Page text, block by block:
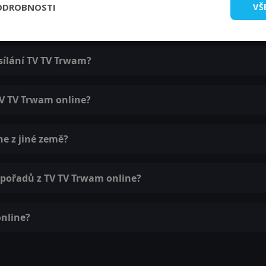
TV TV Trwam?
TV Trwam online?
z jiné země?
z TV TV Trwam online?